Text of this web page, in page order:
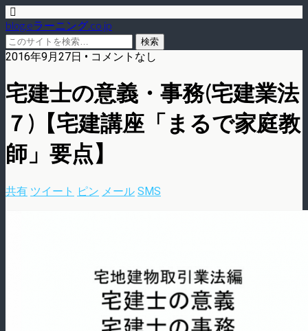
blog.eラーニング.co.jp
2016年9月27日 • コメントなし
宅建士の意義・事務(宅建業法
７)【宅建講座「まるで家庭教
師」要点】
共有 ツイート ピン メール SMS